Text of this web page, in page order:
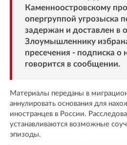
Каменноостровскому
опергруппой угрозыска
задержан и доставлен в
Злоумышленнику
пресечения - подписка о
говорится в сообщении.
Материалы переданы в
аннулировать основания для
иностранцев в России.
устанавливаются возможные
эпизоды.